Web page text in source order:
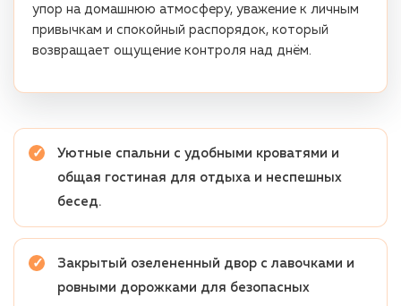
упор на домашнюю атмосферу, уважение к личным
привычкам и спокойный распорядок, который
возвращает ощущение контроля над днём.
Уютные спальни с удобными кроватями и
общая гостиная для отдыха и неспешных
бесед.
Закрытый озелененный двор с лавочками и
ровными дорожками для безопасных